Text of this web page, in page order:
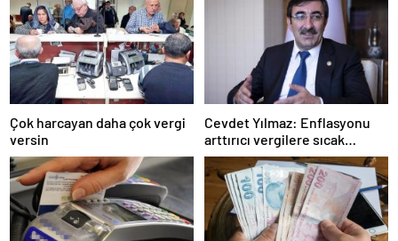
Çok harcayan daha çok vergi
versin
Cevdet Yılmaz: Enflasyonu
arttırıcı vergilere sıcak
bakmıyoruz ama…